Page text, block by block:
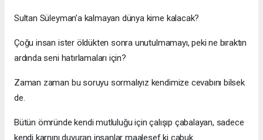
Sultan Süleyman’a kalmayan dünya kime kalacak?
Çoğu insan ister öldükten sonra unutulmamayı, peki ne bıraktın
ardında seni hatırlamaları için?
Zaman zaman bu soruyu sormalıyız kendimize cevabını bilsek
de.
Bütün ömründe kendi mutluluğu için çalışıp çabalayan, sadece
kendi karnını duyuran insanlar maalesef ki çabuk